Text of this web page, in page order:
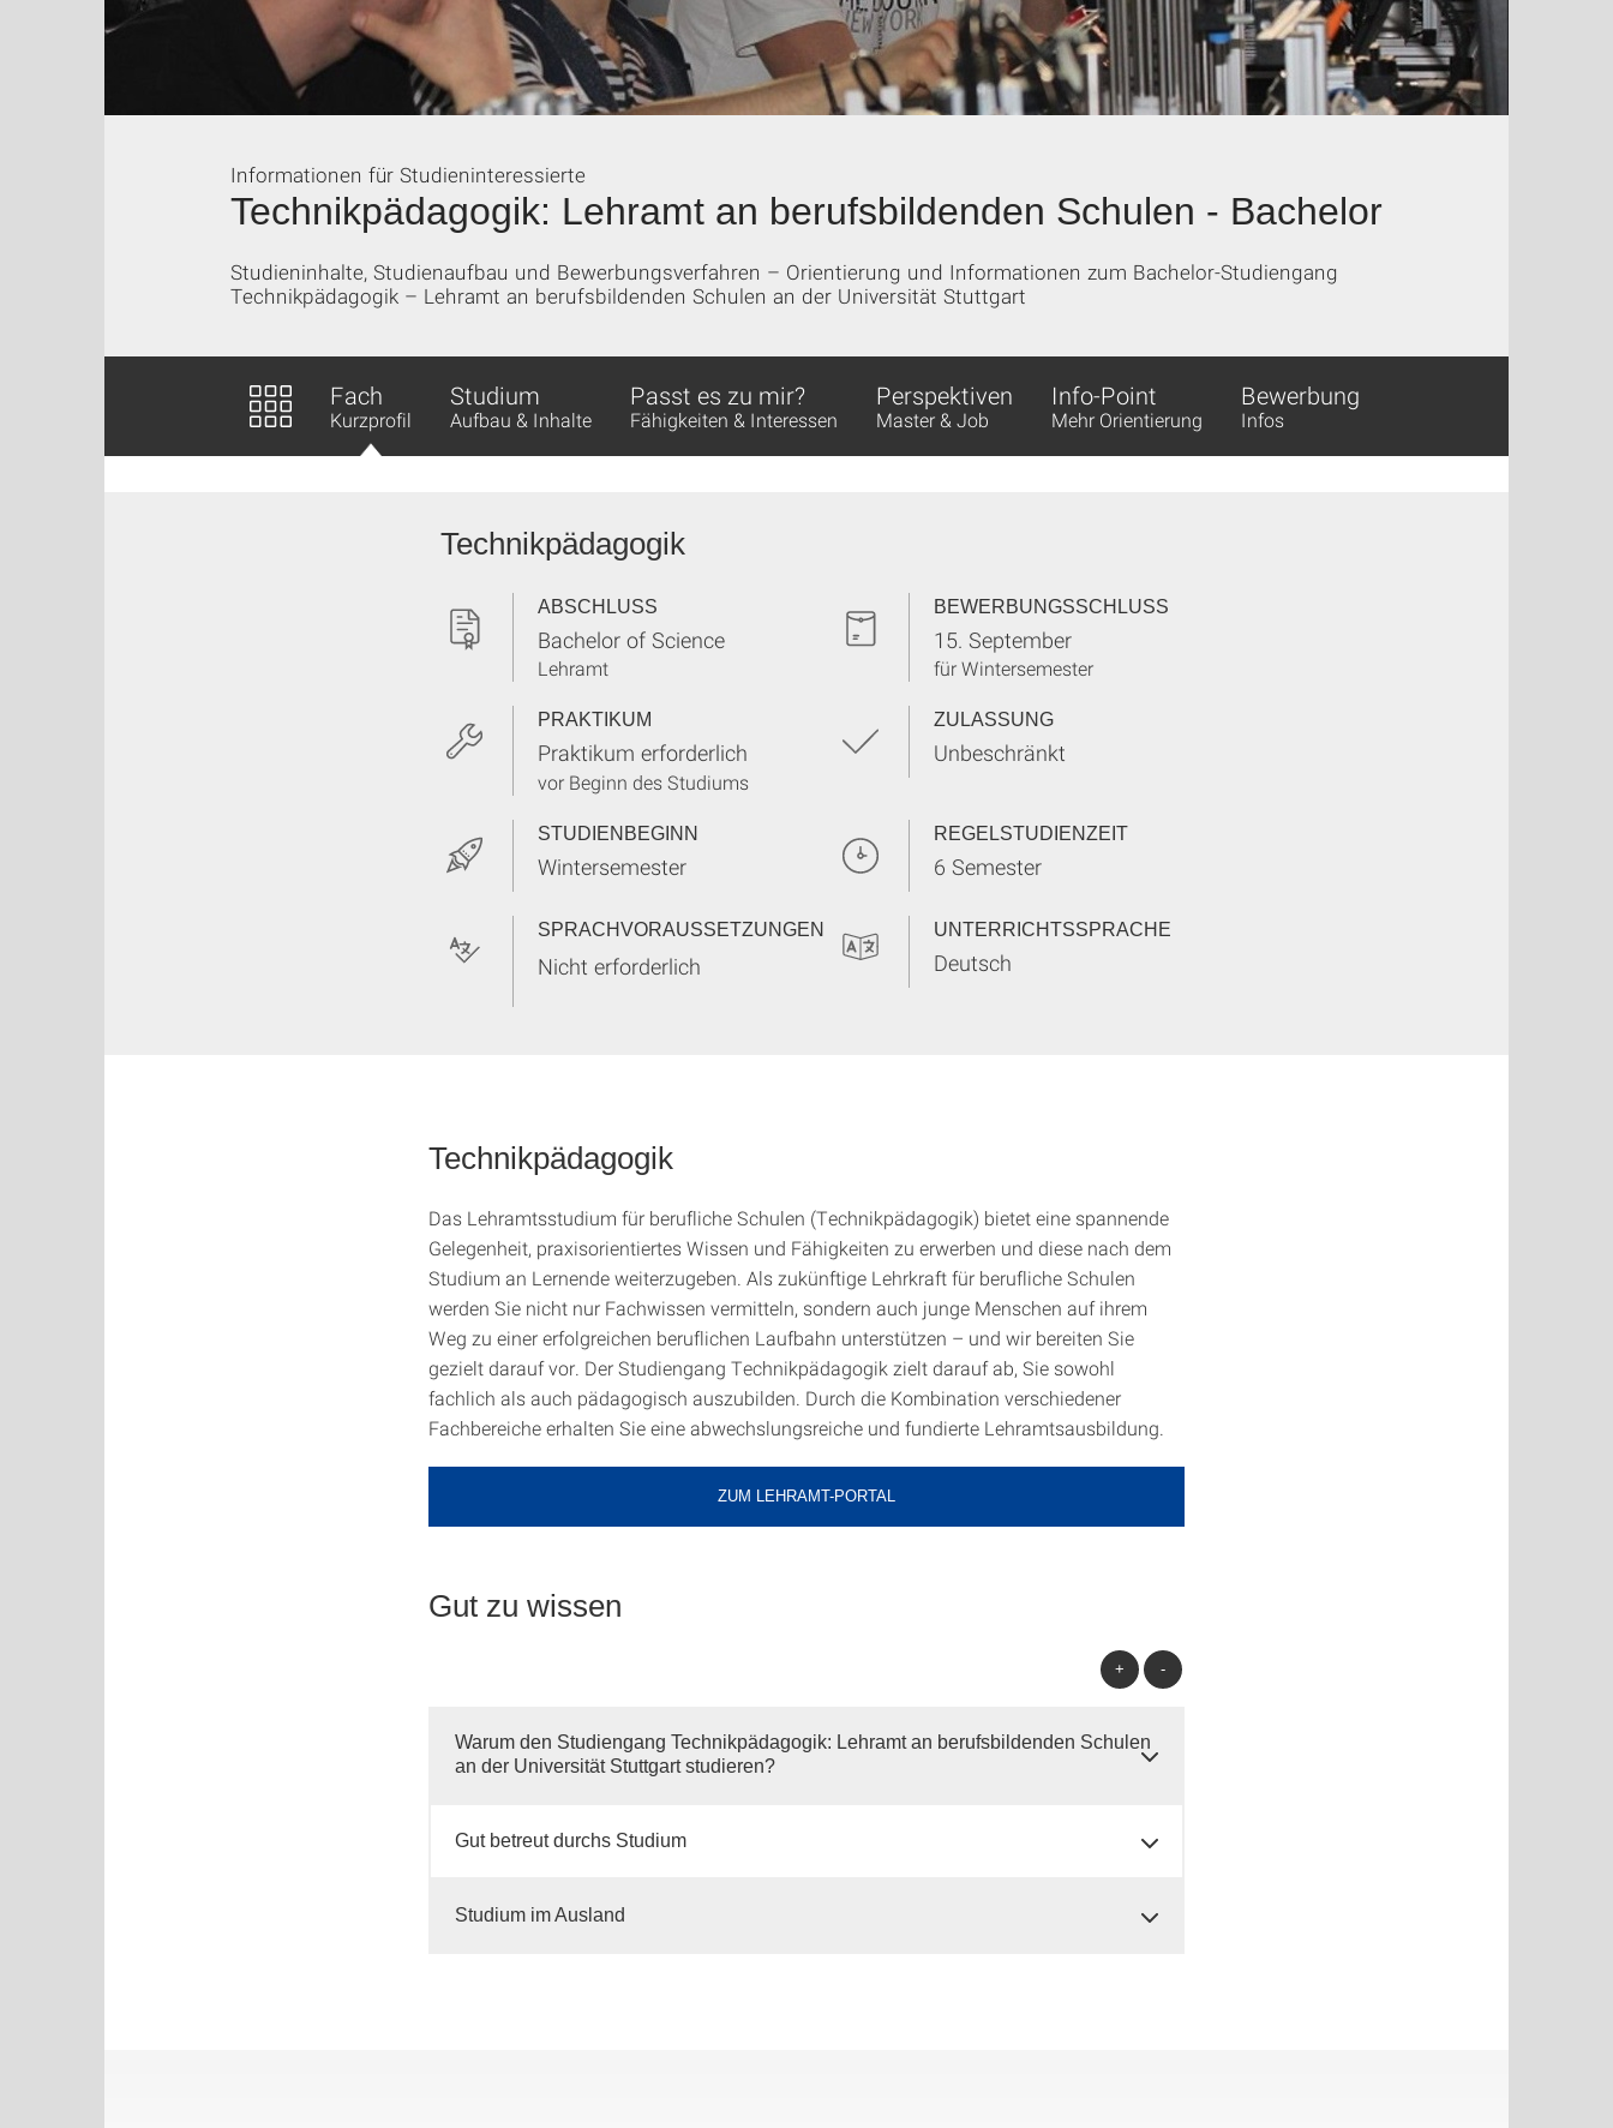
Technikpädagogik: Lehramt an berufsbildenden Schulen - Bachelor
Informationen für Studieninteressierte
Studieninhalte, Studienaufbau und Bewerbungsverfahren – Orientierung und Informationen zum Bachelor-Studiengang
Technikpädagogik – Lehramt an berufsbildenden Schulen an der Universität Stuttgart
Fach
Kurzprofil
Studium
Aufbau & Inhalte
Passt es zu mir?
Fähigkeiten & Interessen
Perspektiven
Master & Job
Info-Point
Mehr Orientierung
Bewerbung
Infos
Technikpädagogik
ABSCHLUSS
Bachelor of Science
Lehramt
BEWERBUNGSSCHLUSS
15. September
für Wintersemester
PRAKTIKUM
Praktikum erforderlich
vor Beginn des Studiums
ZULASSUNG
Unbeschränkt
STUDIENBEGINN
Wintersemester
REGELSTUDIENZEIT
6 Semester
SPRACHVORAUSSETZUNGEN
Nicht erforderlich
UNTERRICHTSSPRACHE
Deutsch
Technikpädagogik
Das Lehramtsstudium für berufliche Schulen (Technikpädagogik) bietet eine spannende
Gelegenheit, praxisorientiertes Wissen und Fähigkeiten zu erwerben und diese nach dem
Studium an Lernende weiterzugeben. Als zukünftige Lehrkraft für berufliche Schulen
werden Sie nicht nur Fachwissen vermitteln, sondern auch junge Menschen auf ihrem
Weg zu einer erfolgreichen beruflichen Laufbahn unterstützen – und wir bereiten Sie
gezielt darauf vor. Der Studiengang Technikpädagogik zielt darauf ab, Sie sowohl
fachlich als auch pädagogisch auszubilden. Durch die Kombination verschiedener
Fachbereiche erhalten Sie eine abwechslungsreiche und fundierte Lehramtsausbildung.
ZUM LEHRAMT-PORTAL
Gut zu wissen
+ -
Warum den Studiengang Technikpädagogik: Lehramt an berufsbildenden Schulen
an der Universität Stuttgart studieren?
Gut betreut durchs Studium
Studium im Ausland